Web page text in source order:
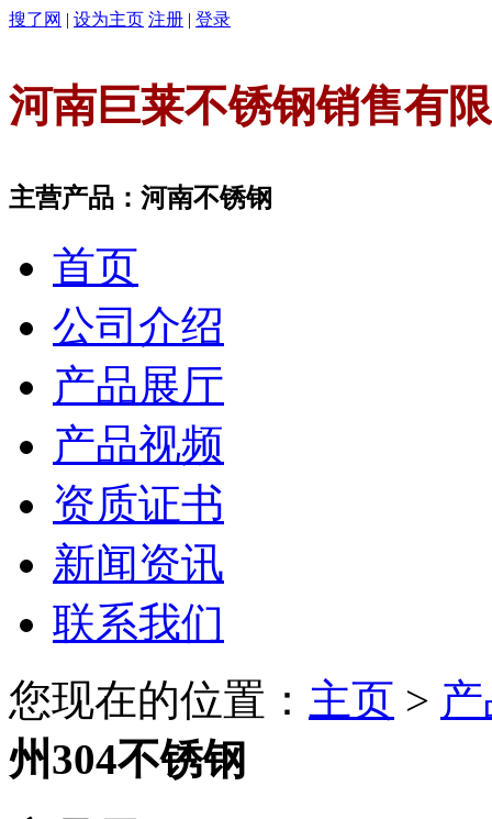
搜了网 | 设为主页 注册 | 登录
河南巨莱不锈钢销售有
主营产品：河南不锈钢
首页
公司介绍
产品展厅
产品视频
资质证书
新闻资讯
联系我们
您现在的位置： 主页 >
州304不锈钢